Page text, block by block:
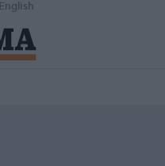
English